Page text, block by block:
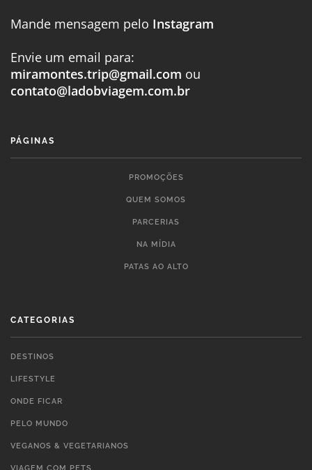
Mande mensagem pelo Instagram
Envie um email para:
miramontes.trip@gmail.com ou
contato@ladobviagem.com.br
PÁGINAS
PROMOÇÕES
QUEM SOMOS
PARCERIAS
NA MÍDIA
PATAS AO ALTO
CATEGORIAS
DESTINOS
LIFESTYLE
ONDE FICAR
PELO MUNDO
VEGANOS & VEGETARIANOS